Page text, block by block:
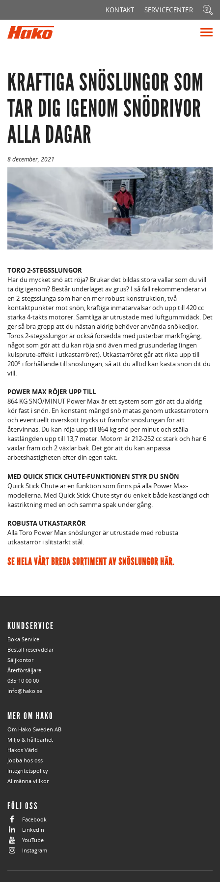
KONTAKT SERVICECENTER
KRAFTIGA SNÖSLUNGOR SOM
TAR DIG IGENOM SNÖDRIVOR
ALLA DAGAR
8 december, 2021
TORO 2-STEGSSLUNGOR
Har du mycket snö att röja? Brukar det bildas stora vallar som du vill
ta dig igenom? Består underlaget av grus? I så fall rekommenderar vi
en 2-stegsslunga som har en mer robust konstruktion, två
kontaktpunkter mot snön, kraftiga inmatarvalsar och upp till 420 cc
starka 4-takts motorer. Samtliga är utrustade med luftgummidäck. Det
ger så bra grepp att du nästan aldrig behöver använda snökedjor.
Toros 2-stegsslungor är också försedda med justerbar markfrigång,
något som gör att du kan röja snö även med grusunderlag (ingen
kulsprute-effekt i utkastarröret). Utkastarröret går att rikta upp till
200° i förhållande till snöslungan, så att du alltid kan kasta snön dit du
vill.
POWER MAX RÖJER UPP TILL
864 KG SNÖ/MINUT Power Max är ett system som gör att du aldrig
kör fast i snön. En konstant mängd snö matas genom utkastarrotorn
och eventuellt överskott trycks ut framför snöslungan för att
återvinnas. Du kan röja upp till 864 kg snö per minut och ställa
kastlängden upp till 13,7 meter. Motorn är 212-252 cc stark och har 6
växlar fram och 2 växlar bak. Det gör att du kan anpassa
arbetshastigheten efter din egen takt.
MED QUICK STICK CHUTE-FUNKTIONEN STYR DU SNÖN
Quick Stick Chute är en funktion som finns på alla Power Max-
modellerna. Med Quick Stick Chute styr du enkelt både kastlängd och
kastriktning med en och samma spak under gång.
ROBUSTA UTKASTARRÖR
Alla Toro Power Max snöslungor är utrustade med robusta
utkastarrör i slitstarkt stål.
SE HELA VÅRT BREDA SORTIMENT AV SNÖSLUNGOR HÄR.
KUNDSERVICE
Boka Service
Beställ reservdelar
Säljkontor
Återförsäljare
035-10 00 00
info@hako.se
MER OM HAKO
Om Hako Sweden AB
Miljö & hållbarhet
Hakos Värld
Jobba hos oss
Integritetspolicy
Allmänna villkor
FÖLJ OSS
Facebook
LinkedIn
YouTube
Instagram